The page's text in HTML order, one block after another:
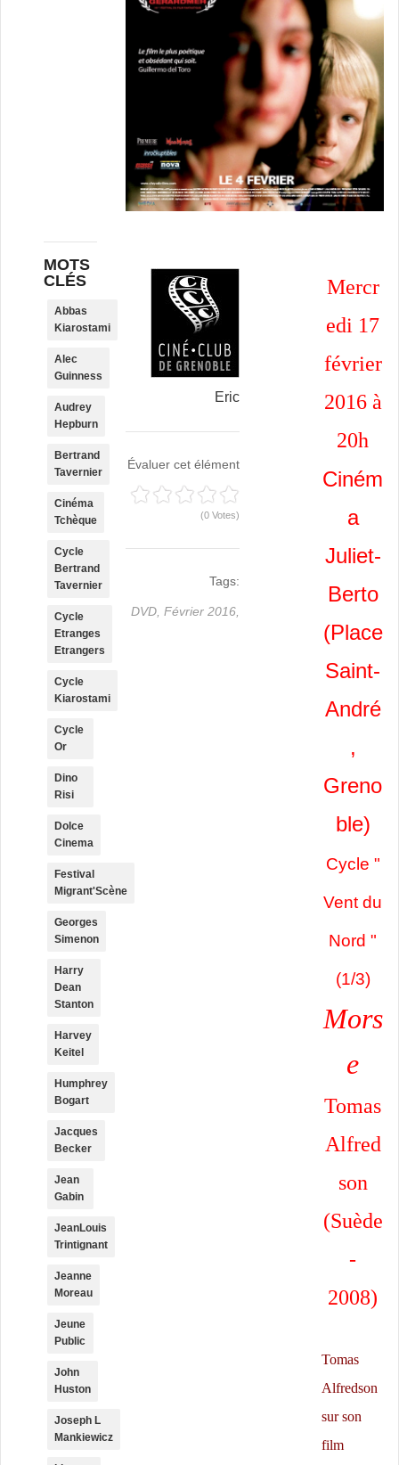
Eric
Évaluer cet élément
(0 Votes)
Tags:
DVD,Février 2016,
Mercr
edi 17
février
2016 à
20h
Ciném
a
Juliet-
Berto
(Place
Saint-
André
,
Greno
ble)
Cycle "
Vent du
Nord "
(1/3)
Mors
e
Tomas
Alfred
son
(Suède
-
2008)
Tomas
Alfredson
sur son
film
MOTS
CLÉS
Abbas
Kiarostami
Alec
Guinness
Audrey
Hepburn
Bertrand
Tavernier
Cinéma
Tchèque
Cycle
Bertrand
Tavernier
Cycle
Etranges
Etrangers
Cycle
Kiarostami
Cycle
Or
Dino
Risi
Dolce
Cinema
Festival
Migrant'Scène
Georges
Simenon
Harry
Dean
Stanton
Harvey
Keitel
Humphrey
Bogart
Jacques
Becker
Jean
Gabin
JeanLouis
Trintignant
Jeanne
Moreau
Jeune
Public
John
Huston
Joseph L
Mankiewicz